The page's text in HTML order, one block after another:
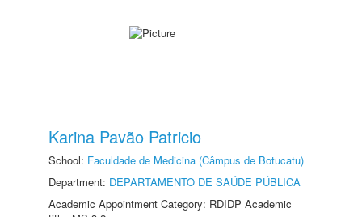
Karina Pavão Patricio
School: Faculdade de Medicina (Câmpus de Botucatu)
Department: DEPARTAMENTO DE SAÚDE PÚBLICA
Academic Appointment Category: RDIDP Academic